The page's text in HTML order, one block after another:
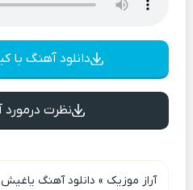
دانلود آهنگ با
نظرت
آراز موزیک » دانلود آهنگ